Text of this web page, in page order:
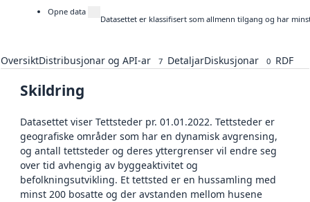
Opne data
Datasettet er klassifisert som allmenn tilgang og har
OversiktDistribusjonar og API-ar 7 DetaljarDiskusjonar 0 RDF
Skildring
Datasettet viser Tettsteder pr. 01.01.2022. Tettsteder er
geografiske områder som har en dynamisk avgrensing,
og antall tettsteder og deres yttergrenser vil endre seg
over tid avhengig av byggeaktivitet og
befolkningsutvikling. Et tettsted er en hussamling med
minst 200 bosatte og der avstanden mellom husene